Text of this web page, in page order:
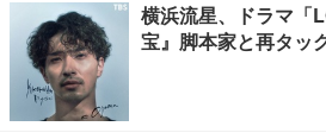
横浜流星、ドラマ「
宝』脚本家と再タッ